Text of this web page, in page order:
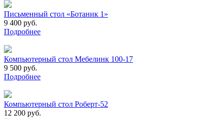
Письменный стол «Ботаник 1»
9 400 руб.
Подробнее
Компьютерный стол Мебелинк 100-17
9 500 руб.
Подробнее
Компьютерный стол Роберт-52
12 200 руб.